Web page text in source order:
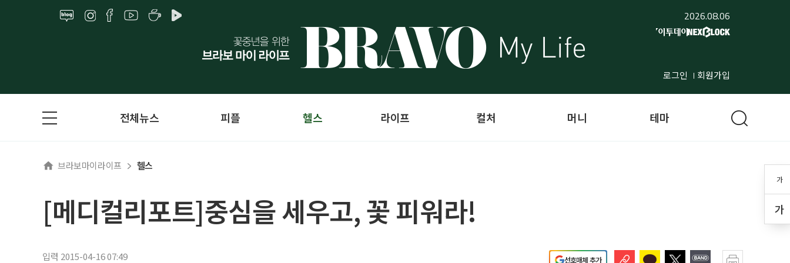
2026.08.06
로그인 회원가입
가
가
전체뉴스 피플 헬스 라이프 컬처 머니 테마
브라보마이라이프 헬스
[메디컬리포트]중심을 세우고, 꽃 피워라!
입력 2015-04-16 07:49 선호매체 추가